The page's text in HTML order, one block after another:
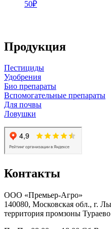
50₽
Продукция
Пестициды
Удобрения
Био препараты
Вспомогательные препараты
Для почвы
Ловушки
Контакты
ООО «Премьер-Агро»
140080, Московская обл., г.
территория промзоны